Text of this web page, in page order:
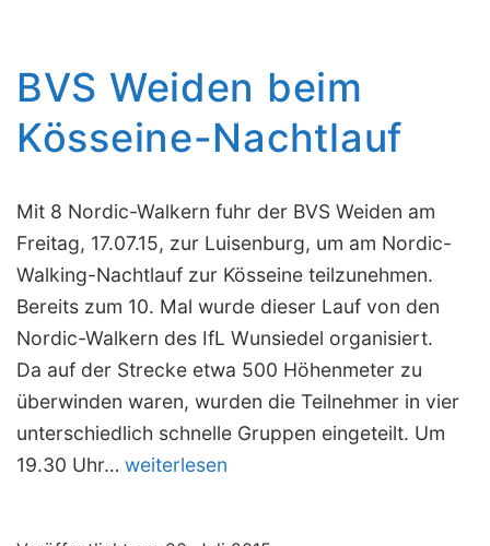
BVS Weiden beim
Kösseine-Nachtlauf
Mit 8 Nordic-Walkern fuhr der BVS Weiden am
Freitag, 17.07.15, zur Luisenburg, um am Nordic-
Walking-Nachtlauf zur Kösseine teilzunehmen.
Bereits zum 10. Mal wurde dieser Lauf von den
Nordic-Walkern des IfL Wunsiedel organisiert.
Da auf der Strecke etwa 500 Höhenmeter zu
überwinden waren, wurden die Teilnehmer in vier
unterschiedlich schnelle Gruppen eingeteilt. Um
19.30 Uhr… BVS
weiterlesen